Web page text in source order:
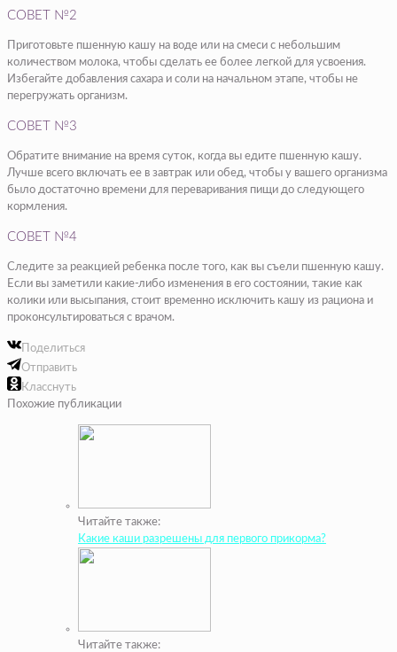
СОВЕТ №2
Приготовьте пшенную кашу на воде или на смеси с небольшим
количеством молока, чтобы сделать ее более легкой для усвоения.
Избегайте добавления сахара и соли на начальном этапе, чтобы не
перегружать организм.
СОВЕТ №3
Обратите внимание на время суток, когда вы едите пшенную кашу.
Лучше всего включать ее в завтрак или обед, чтобы у вашего организма
было достаточно времени для переваривания пищи до следующего
кормления.
СОВЕТ №4
Следите за реакцией ребенка после того, как вы съели пшенную кашу.
Если вы заметили какие-либо изменения в его состоянии, такие как
колики или высыпания, стоит временно исключить кашу из рациона и
проконсультироваться с врачом.
Поделиться
Отправить
Класснуть
Похожие публикации
Читайте также:
Какие каши разрешены для первого прикорма?
Читайте также: